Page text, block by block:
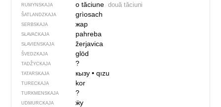
RUMYNSKAJA o tăciune două tăciuni
ŠATLANDZKAJA grìosach
SERBSKAJA жар
SŁAVACKAJA pahreba
SŁAVIENSKAJA žerjavica
ŠVEDZKAJA glöd
TADŽYCKAJA ?
TATARSKAJA кызу• qızu
TURECKAJA kor
TURKMENSKAJA ?
UDMURCKAJA ӝу